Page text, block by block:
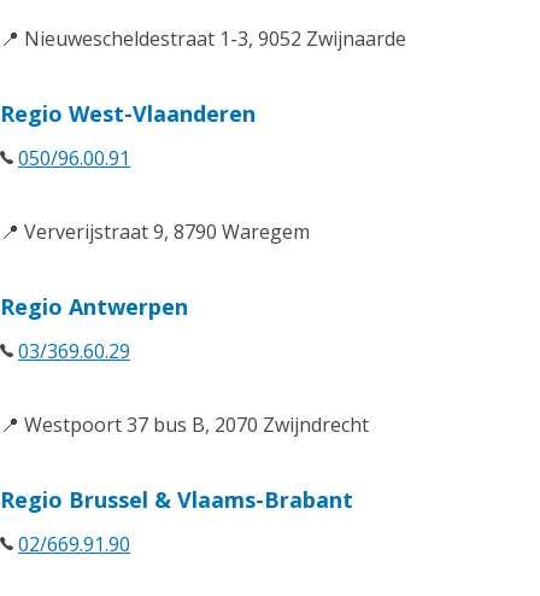
📍 Nieuwescheldestraat 1-3, 9052 Zwijnaarde
Regio West-Vlaanderen
050/96.00.91
📍 Ververijstraat 9, 8790 Waregem
Regio Antwerpen
03/369.60.29
📍 Westpoort 37 bus B, 2070 Zwijndrecht
Regio Brussel & Vlaams-Brabant
02/669.91.90